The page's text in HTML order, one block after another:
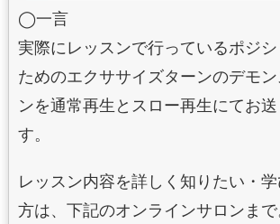
◯一言
実際にレッスンで行っているポジ
ためのエクササイズターンのデモ
ンを通常再生とスロー再生にてお
す。
レッスン内容を詳しく知りたい・
方は、下記のオンラインサロンまで